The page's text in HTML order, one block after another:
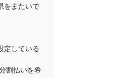
をまたいで
定している
割払いを希